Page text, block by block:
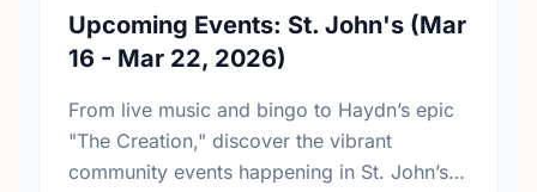
Upcoming Events: St. John's (Mar
16 - Mar 22, 2026)
From live music and bingo to Haydn’s epic
"The Creation," discover the vibrant
community events happening in St. John’s